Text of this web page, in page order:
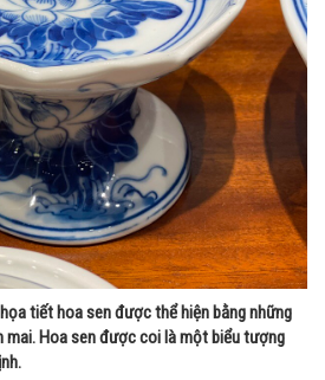
tiết hoa sen được thể hiện bằng những
mai. Hoa sen được coi là một biểu tượng